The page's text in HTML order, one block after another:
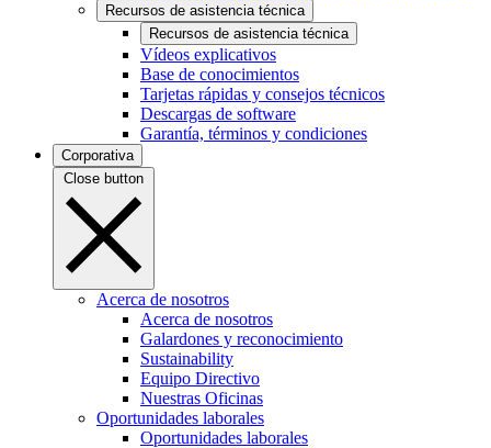
Recursos de asistencia técnica
Recursos de asistencia técnica
Vídeos explicativos
Base de conocimientos
Tarjetas rápidas y consejos técnicos
Descargas de software
Garantía, términos y condiciones
Corporativa
Close button
Acerca de nosotros
Acerca de nosotros
Galardones y reconocimiento
Sustainability
Equipo Directivo
Nuestras Oficinas
Oportunidades laborales
Oportunidades laborales